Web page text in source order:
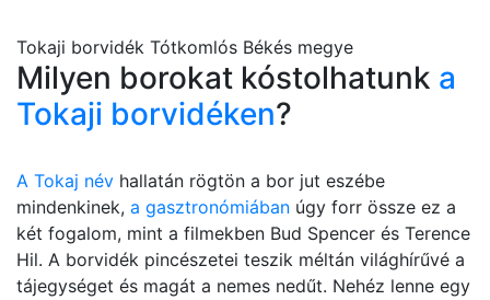
Tokaji borvidék Tótkomlós Békés megye
Milyen borokat kóstolhatunk a
Tokaji borvidéken?
A Tokaj név hallatán rögtön a bor jut eszébe
mindenkinek, a gasztronómiában úgy forr össze ez a
két fogalom, mint a filmekben Bud Spencer és Terence
Hil. A borvidék pincészetei teszik méltán világhírűvé a
tájegységet és magát a nemes nedűt. Nehéz lenne egy